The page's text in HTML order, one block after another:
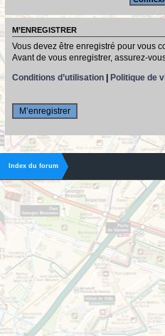
M’ENREGISTRER
Vous devez être enregistré pour vous
Avant de vous enregistrer, assurez-
Conditions d’utilisation
Politique de
M’enregistrer
Index du forum